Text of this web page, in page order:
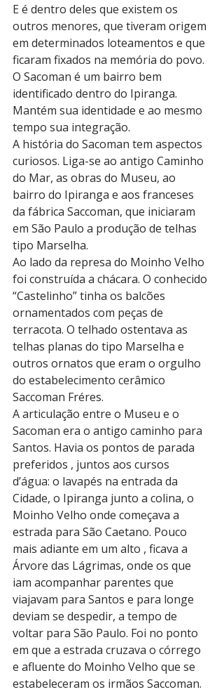
E é dentro deles que existem os
outros menores, que tiveram origem
em determinados loteamentos e que
ficaram fixados na memória do povo.
O Sacoman é um bairro bem
identificado dentro do Ipiranga.
Mantém sua identidade e ao mesmo
tempo sua integração.
A história do Sacoman tem aspectos
curiosos. Liga-se ao antigo Caminho
do Mar, as obras do Museu, ao
bairro do Ipiranga e aos franceses
da fábrica Saccoman, que iniciaram
em São Paulo a produção de telhas
tipo Marselha.
Ao lado da represa do Moinho Velho
foi construída a chácara. O conhecido
“Castelinho” tinha os balcões
ornamentados com peças de
terracota. O telhado ostentava as
telhas planas do tipo Marselha e
outros ornatos que eram o orgulho
do estabelecimento cerâmico
Saccoman Fréres.
A articulação entre o Museu e o
Sacoman era o antigo caminho para
Santos. Havia os pontos de parada
preferidos , juntos aos cursos
d’água: o lavapés na entrada da
Cidade, o Ipiranga junto a colina, o
Moinho Velho onde começava a
estrada para São Caetano. Pouco
mais adiante em um alto , ficava a
Árvore das Lágrimas, onde os que
iam acompanhar parentes que
viajavam para Santos e para longe
deviam se despedir, a tempo de
voltar para São Paulo. Foi no ponto
em que a estrada cruzava o córrego
e afluente do Moinho Velho que se
estabeleceram os irmãos Saccoman.